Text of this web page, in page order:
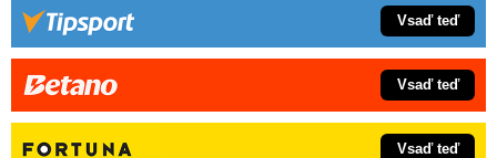
Vsaď teď
Vsaď teď
Vsaď teď